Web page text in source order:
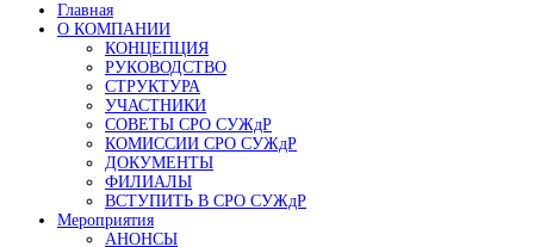
Главная
О КОМПАНИИ
КОНЦЕПЦИЯ
РУКОВОДСТВО
СТРУКТУРА
УЧАСТНИКИ
СОВЕТЫ СРО СУЖдР
КОМИССИИ СРО СУЖдР
ДОКУМЕНТЫ
ФИЛИАЛЫ
ВСТУПИТЬ В СРО СУЖдР
Мероприятия
АНОНСЫ